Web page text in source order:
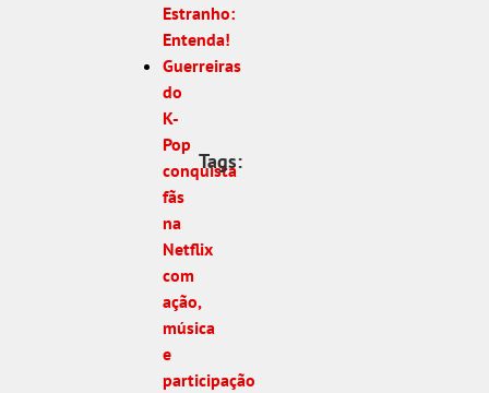
Estranho:
Entenda!
Guerreiras
do
K-
Pop
conquista
fãs
na
Netflix
com
ação,
música
e
participação
Tags: